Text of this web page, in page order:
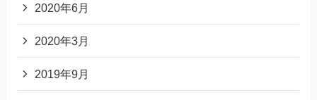
2020年6月
2020年3月
2019年9月